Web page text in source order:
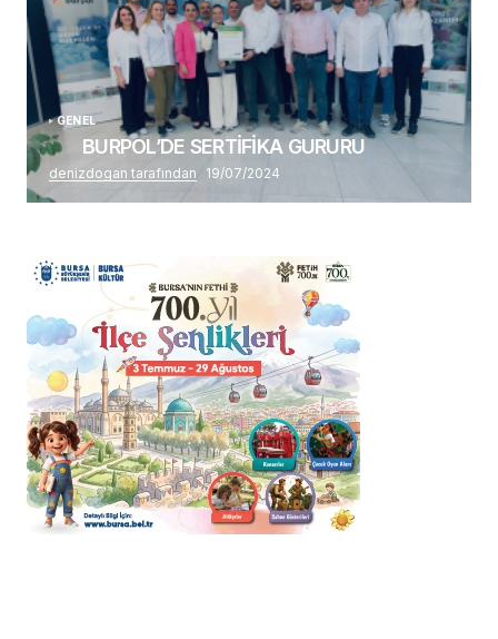
GENEL
BURPOL’DE SERTİFİKA GURURU
denizdogan tarafından 19/07/2024